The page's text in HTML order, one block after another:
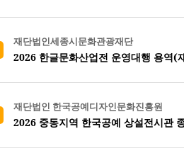
재단법인세종시문화관광재단
2026 한글문화산업전 운영대행 용역(
재단법인 한국공예디자인문화진흥원
2026 중동지역 한국공예 상설전시관